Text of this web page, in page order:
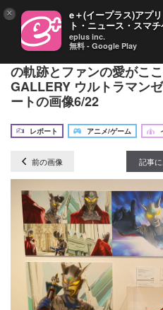
新世代ウルトラマンのリ
の軌跡とファンの愛がこ
GALLERY ウルトラマン
ートの画像6/22
レポート
アニメ/ゲーム
前の画像 記事
× e＋(イープラス)アプ
ト・ニュース・スマ
eplus inc.
無料 - Google Play